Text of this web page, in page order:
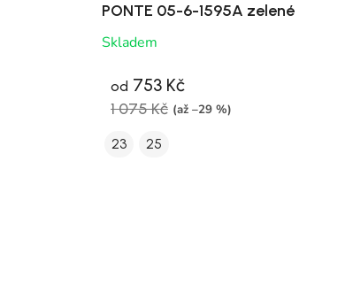
PONTE 05-6-1595A zelené
Skladem
od 753 Kč
1 075 Kč (až –29 %)
23 25